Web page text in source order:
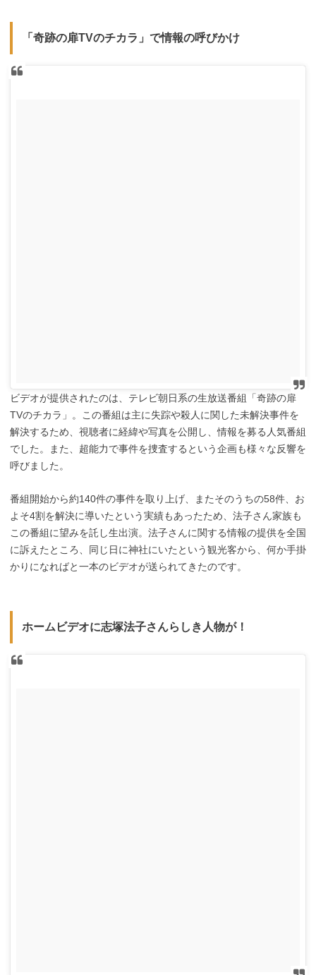
「奇跡の扉TVのチカラ」で情報の呼びかけ
ビデオが提供されたのは、テレビ朝日系の生放送番組「奇跡の扉
TVのチカラ」。この番組は主に失踪や殺人に関した未解決事件を
解決するため、視聴者に経緯や写真を公開し、情報を募る人気番組
でした。また、超能力で事件を捜査するという企画も様々な反響を
呼びました。
番組開始から約140件の事件を取り上げ、またそのうちの58件、お
よそ4割を解決に導いたという実績もあったため、法子さん家族も
この番組に望みを託し生出演。法子さんに関する情報の提供を全国
に訴えたところ、同じ日に神社にいたという観光客から、何か手掛
かりになればと一本のビデオが送られてきたのです。
ホームビデオに志塚法子さんらしき人物が！